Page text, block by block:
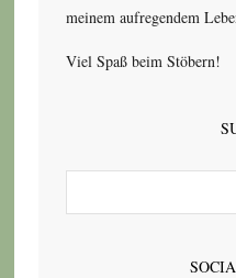
meinem aufregendem
Viel Spaß beim Stöbern!